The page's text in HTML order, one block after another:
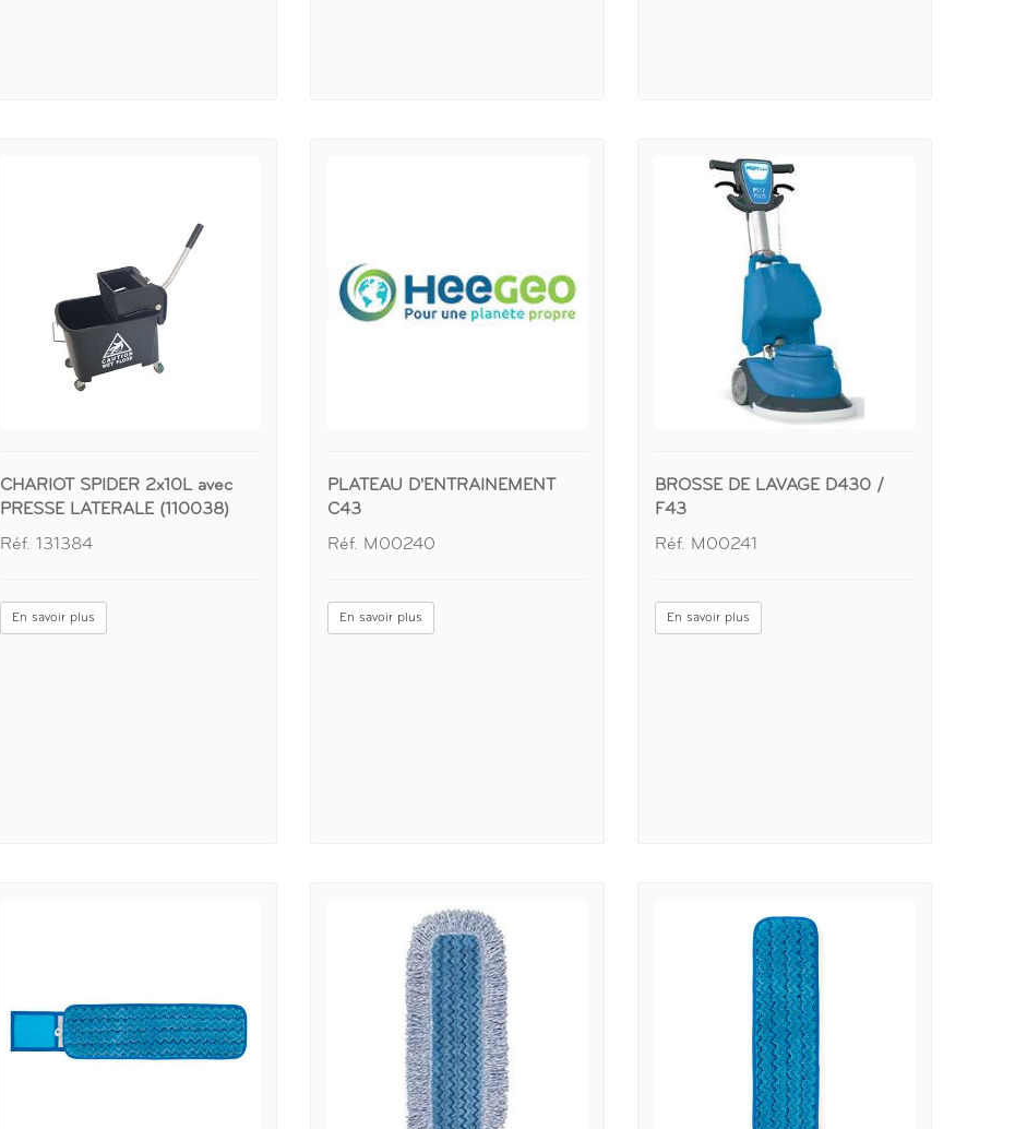
CHARIOT SPIDER 2x10L avec
PRESSE LATERALE (110038)
Réf. 131384
En savoir plus
PLATEAU D'ENTRAINEMENT
C43
Réf. M00240
En savoir plus
BROSSE DE LAVAGE D430 /
F43
Réf. M00241
En savoir plus